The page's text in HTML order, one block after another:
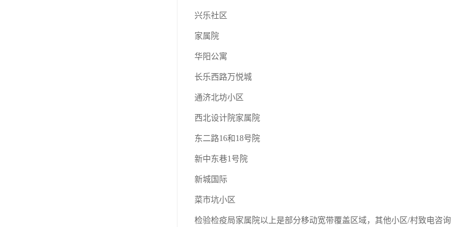
兴乐社区
家属院
华阳公寓
长乐西路万悦城
通济北坊小区
西北设计院家属院
东二路16和18号院
新中东巷1号院
新城国际
菜市坑小区
检验检疫局家属院以上是部分移动宽带覆盖区域，其他小区/村致电咨询